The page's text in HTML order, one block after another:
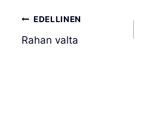
Artikkelien
selaus
EDELLINEN
Rahan valta